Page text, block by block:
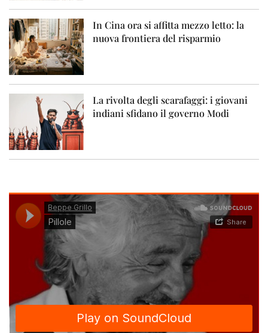
In Cina ora si affitta mezzo letto: la
nuova frontiera del risparmio
La rivolta degli scarafaggi: i giovani
indiani sfidano il governo Modi